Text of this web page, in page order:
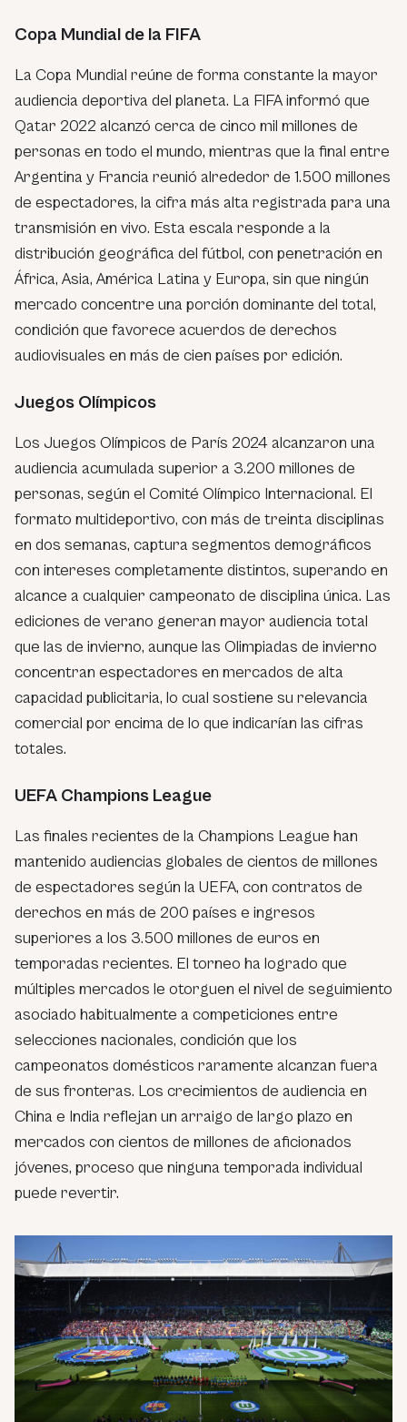
Copa Mundial de la FIFA
La Copa Mundial reúne de forma constante la mayor
audiencia deportiva del planeta. La FIFA informó que
Qatar 2022 alcanzó cerca de cinco mil millones de
personas en todo el mundo, mientras que la final entre
Argentina y Francia reunió alrededor de 1.500 millones
de espectadores, la cifra más alta registrada para una
transmisión en vivo. Esta escala responde a la
distribución geográfica del fútbol, con penetración en
África, Asia, América Latina y Europa, sin que ningún
mercado concentre una porción dominante del total,
condición que favorece acuerdos de derechos
audiovisuales en más de cien países por edición.
Juegos Olímpicos
Los Juegos Olímpicos de París 2024 alcanzaron una
audiencia acumulada superior a 3.200 millones de
personas, según el Comité Olímpico Internacional. El
formato multideportivo, con más de treinta disciplinas
en dos semanas, captura segmentos demográficos
con intereses completamente distintos, superando en
alcance a cualquier campeonato de disciplina única. Las
ediciones de verano generan mayor audiencia total
que las de invierno, aunque las Olimpiadas de invierno
concentran espectadores en mercados de alta
capacidad publicitaria, lo cual sostiene su relevancia
comercial por encima de lo que indicarían las cifras
totales.
UEFA Champions League
Las finales recientes de la Champions League han
mantenido audiencias globales de cientos de millones
de espectadores según la UEFA, con contratos de
derechos en más de 200 países e ingresos
superiores a los 3.500 millones de euros en
temporadas recientes. El torneo ha logrado que
múltiples mercados le otorguen el nivel de seguimiento
asociado habitualmente a competiciones entre
selecciones nacionales, condición que los
campeonatos domésticos raramente alcanzan fuera
de sus fronteras. Los crecimientos de audiencia en
China e India reflejan un arraigo de largo plazo en
mercados con cientos de millones de aficionados
jóvenes, proceso que ninguna temporada individual
puede revertir.